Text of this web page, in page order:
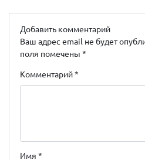
Добавить комментарий
Ваш адрес email не будет
поля помечены *
Комментарий*
Имя *